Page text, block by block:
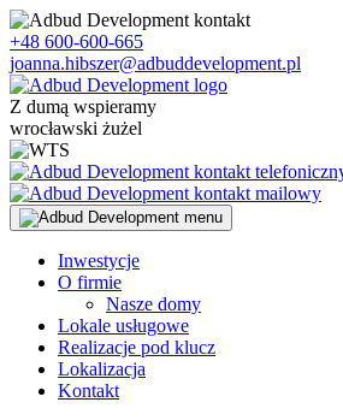
Skip
to
content
+48 600-600-665
joanna.hibszer@adbuddevelopment.pl
Z dumą wspieramy
wrocławski żużel
Inwestycje
O firmie
Nasze domy
Lokale usługowe
Realizacje pod klucz
Lokalizacja
Kontakt